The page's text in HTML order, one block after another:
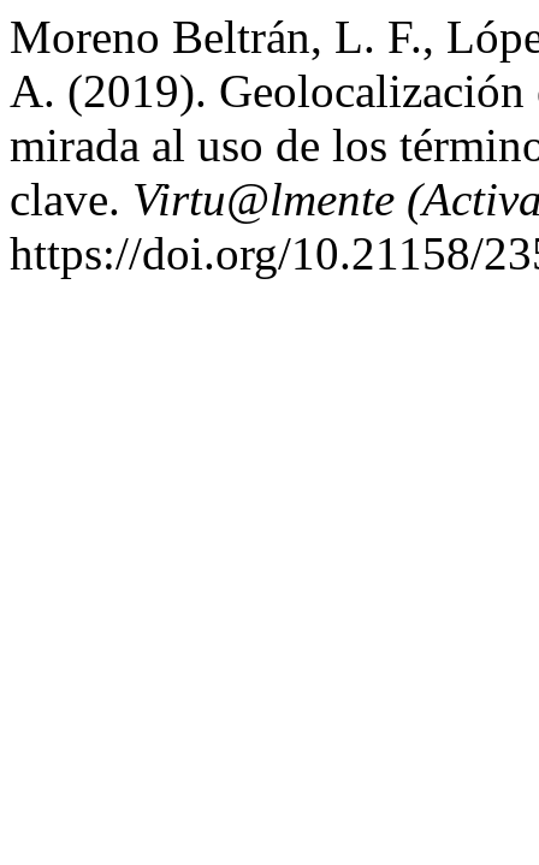
Moreno Beltrán, L. F.,
A. (2019). Geolocalización
mirada al uso de los
clave. Virtu@lmente
https://doi.org/10.21158/